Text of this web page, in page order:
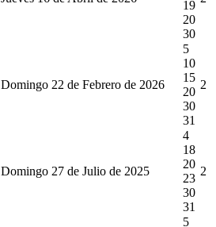
19
20
30
Domingo 22 de Febrero de 2026
5
10
15
20
30
31
2
Domingo 27 de Julio de 2025
4
18
20
23
30
31
2
5